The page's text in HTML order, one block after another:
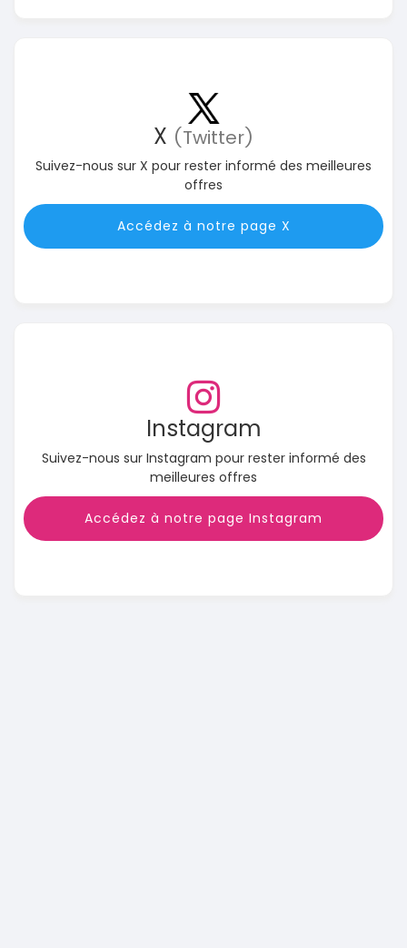
X (Twitter)
Suivez-nous sur X pour rester informé des meilleures
offres
Accédez à notre page X
Instagram
Suivez-nous sur Instagram pour rester informé des
meilleures offres
Accédez à notre page Instagram